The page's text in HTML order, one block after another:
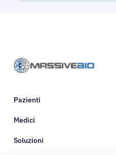
Pazienti
Medici
Soluzioni